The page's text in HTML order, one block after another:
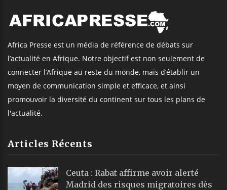
Africa Presse est un média de référence de débats sur
l’actualité en Afrique. Notre objectif est non seulement de
connecter l’Afrique au reste du monde, mais d’établir un
moyen de communication simple et efficace, et ainsi
promouvoir la diversité du continent sur tous les plans de
l'actualité.
Articles Récents
Ceuta : Rabat affirme avoir alerté
Madrid des risques migratoires dès